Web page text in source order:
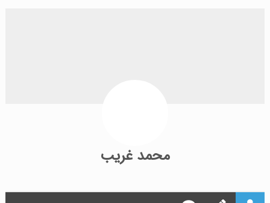
محمد غریب